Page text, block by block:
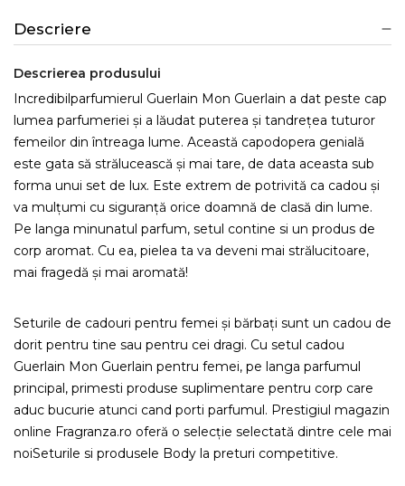
Descriere
Descrierea produsului
Incredibilparfumierul Guerlain Mon Guerlain a dat peste cap
lumea parfumeriei și a lăudat puterea și tandrețea tuturor
femeilor din întreaga lume. Această capodopera genială
este gata să strălucească și mai tare, de data aceasta sub
forma unui set de lux. Este extrem de potrivită ca cadou și
va mulțumi cu siguranță orice doamnă de clasă din lume.
Pe langa minunatul parfum, setul contine si un produs de
corp aromat. Cu ea, pielea ta va deveni mai strălucitoare,
mai fragedă și mai aromată!
Seturile de cadouri pentru femei și bărbați sunt un cadou de
dorit pentru tine sau pentru cei dragi. Cu setul cadou
Guerlain Mon Guerlain pentru femei, pe langa parfumul
principal, primesti produse suplimentare pentru corp care
aduc bucurie atunci cand porti parfumul. Prestigiul magazin
online Fragranza.ro oferă o selecție selectată dintre cele mai
noiSeturile si produsele Body la preturi competitive.